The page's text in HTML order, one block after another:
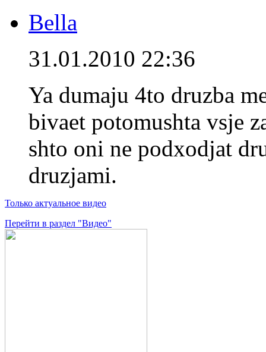
Bella
31.01.2010 22:36
Ya dumaju 4to druzba
bivaet potomushta vsje
shto oni ne podxodjat
druzjami.
Только актуальное видео
Перейти в раздел "Видео"